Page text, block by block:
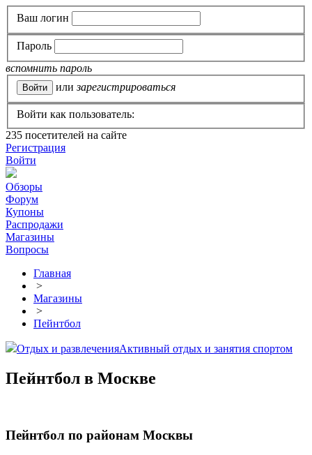
Ваш логин
Пароль
вспомнить пароль
или зарегистрироваться
Войти как пользователь:
235 посетителей на сайте
Регистрация
Войти
Обзоры
Форум
Купоны
Распродажи
Магазины
Вопросы
Главная
>
Магазины
>
Пейнтбол
Отдых и развлеченияАктивный отдых и занятия спортом
Пейнтбол в Москве
Пейнтбол по районам Москвы